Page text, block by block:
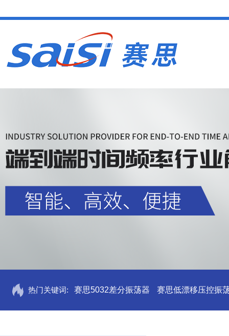
热门关键词: 赛思5032差分振荡器 赛思低漂移压控振